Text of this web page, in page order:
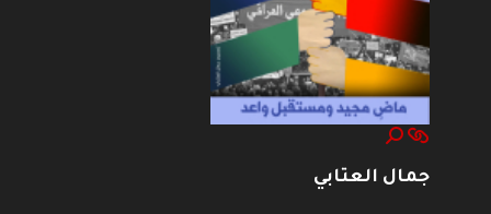
جمال العتابي